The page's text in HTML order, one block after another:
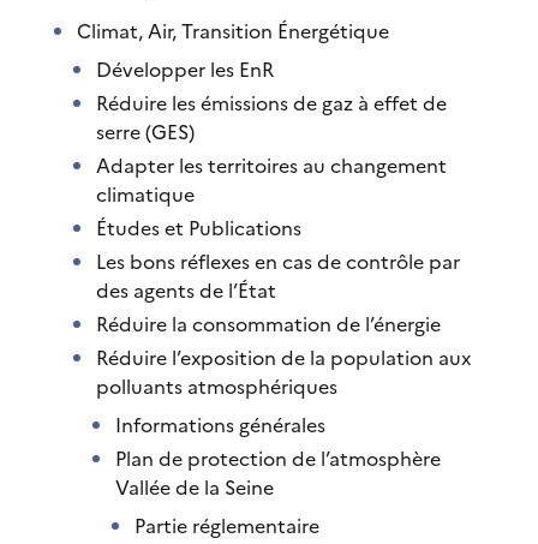
Climat, Air, Transition Énergétique
Développer les EnR
Réduire les émissions de gaz à effet de
serre (GES)
Adapter les territoires au changement
climatique
Études et Publications
Les bons réflexes en cas de contrôle par
des agents de l’État
Réduire la consommation de l’énergie
Réduire l’exposition de la population aux
polluants atmosphériques
Informations générales
Plan de protection de l’atmosphère
Vallée de la Seine
Partie réglementaire